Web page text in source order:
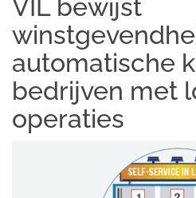
VIL bewijst
automatische
bedrijven met
operaties